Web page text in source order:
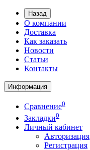
Назад
О компании
Доставка
Как заказать
Новости
Статьи
Контакты
Информация
Сравнение0
Закладки0
Личный кабинет
Авторизация
Регистрация